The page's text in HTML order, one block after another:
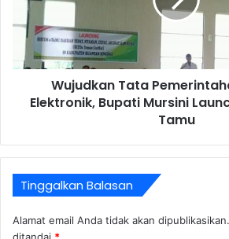
Wujudkan Tata
Elektronik, Bupati Mursini
Tamu
Tinggalkan Balasan
Alamat email Anda tidak akan dipublikasikan.
ditandai *